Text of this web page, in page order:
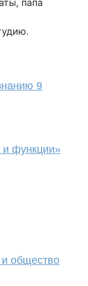
папа
9
и функции»
общество